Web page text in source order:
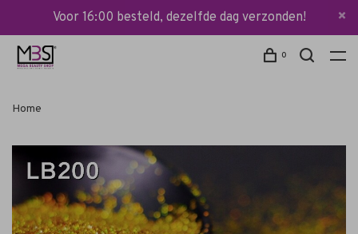
Voor 16:00 besteld, dezelfde dag verzonden!
0
Home